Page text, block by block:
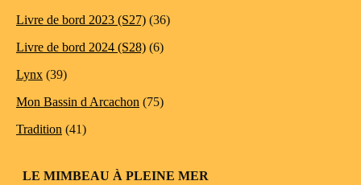
Livre de bord 2023 (S27) (36)
Livre de bord 2024 (S28) (6)
Lynx (39)
Mon Bassin d Arcachon (75)
Tradition (41)
LE MIMBEAU À PLEINE MER